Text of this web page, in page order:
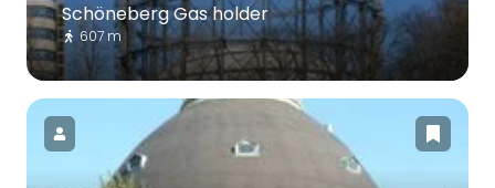
Schöneberg Gas holder
607 m